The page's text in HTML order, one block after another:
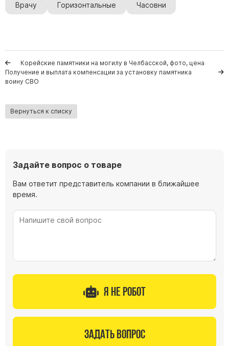
Врачу Горизонтальные Часовни
Корейские памятники на могилу в Челбасской, фото, цена
Получение и выплата компенсации за установку памятника
воину СВО
Вернуться к списку
Задайте вопрос о товаре
Вам ответит представитель компании в ближайшее
время.
Я не робот
Задать вопрос